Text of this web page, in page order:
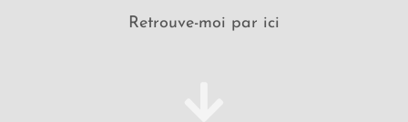
Retrouve-moi par ici